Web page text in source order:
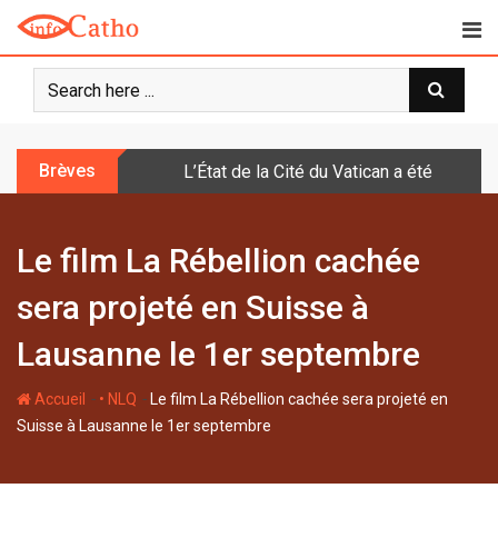
o
Brèves L’État de la Cité du Vatican a été doté
Le film La Rébellion cachée
sera projeté en Suisse à
Lausanne le 1er septembre
Accueil - • NLQ - Le film La Rébellion cachée sera projeté en
Suisse à Lausanne le 1er septembre